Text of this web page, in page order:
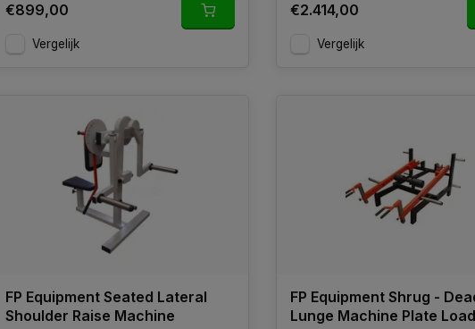
€899,00
Vergelijk
€2.414,00
Vergelijk
FP Equipment Seated Lateral
Shoulder Raise Machine
FP Equipment Shrug -
Lunge Machine Plate